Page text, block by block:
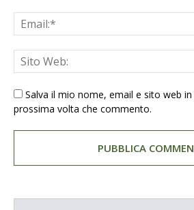
Salva il mio nome, email e sito web
prossima volta che commento.